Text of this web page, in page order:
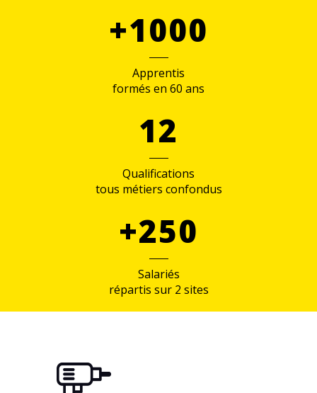
+1000
Apprentis
formés en 60 ans
12
Qualifications
tous métiers confondus
+250
Salariés
répartis sur 2 sites